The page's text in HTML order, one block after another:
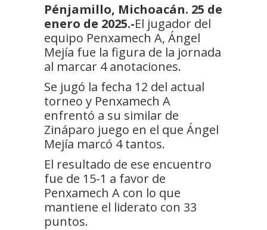
Pénjamillo, Michoacán. 25 de
enero de 2025.-El jugador del
equipo Penxamech A, Ángel
Mejía fue la figura de la jornada
al marcar 4 anotaciones.
Se jugó la fecha 12 del actual
torneo y Penxamech A
enfrentó a su similar de
Zináparo juego en el que Ángel
Mejía marcó 4 tantos.
El resultado de ese encuentro
fue de 15-1 a favor de
Penxamech A con lo que
mantiene el liderato con 33
puntos.